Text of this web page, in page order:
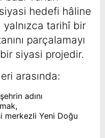
hedefi hâline
tarihî bir
parçalamayı
siyasi projedir.
arasında:
adını
merkezli Yeni Doğu